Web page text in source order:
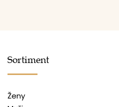
Sortiment
Ženy